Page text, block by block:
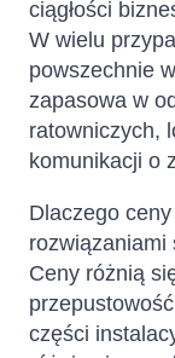
ciągłości
W wielu
powszechnie
zapasowa w
ratowniczych,
komunikacji o
Dlaczego
rozwiązaniami
Ceny różnią
części